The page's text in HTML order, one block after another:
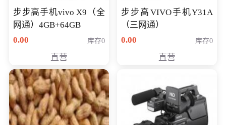
步步高手机vivo X9（全
网通）4GB+64GB
0.00
库存0
直营
步步高VIVO手机Y31A
（三网通）
0.00
库存0
直营